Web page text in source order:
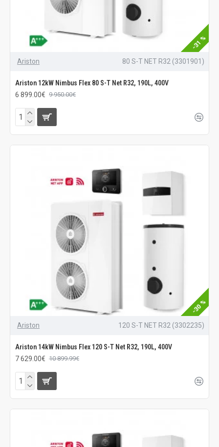
-31 %
Ariston 80 S-T NET R32 (3301901)
Ariston 12kW Nimbus Flex 80 S-T Net R32, 190L, 400V
6 899.00€ 9 950.00€
-30 %
Ariston 120 S-T NET R32 (3302235)
Ariston 14kW Nimbus Flex 120 S-T Net R32, 190L, 400V
7 629.00€ 10 899.99€